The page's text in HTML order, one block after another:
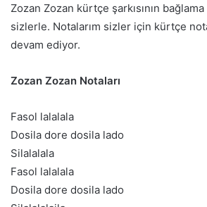
Zozan Zozan kürtçe şarkısının
sizlerle. Notalarım sizler için kürtçe
devam ediyor.
Zozan Zozan Notaları
Fasol lalalala
Dosila dore dosila lado
Silalalala
Fasol lalalala
Dosila dore dosila lado